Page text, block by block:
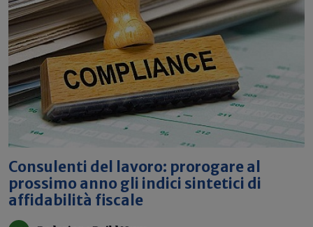
Consulenti del lavoro: prorogare al
prossimo anno gli indici sintetici di
affidabilità fiscale